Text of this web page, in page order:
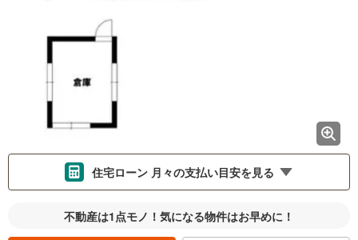
住宅ローン 月々の支払い目安を見る
不動産は1点モノ！気になる物件はお早めに！